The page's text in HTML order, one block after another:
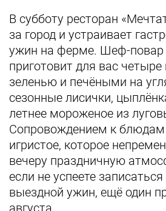
В субботу ресторан
за город и устраивает
ужин на ферме. Шеф-повар
приготовит для вас четыре
зеленью и печёными на
сезонные лисички,
летнее мороженое из
Сопровождением к блюдам
игристое, которое
вечеру праздничную
если не успеете
выездной ужин, ещё один
августа.